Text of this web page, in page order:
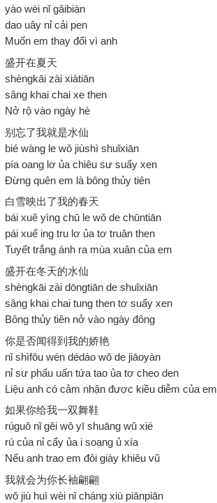
yào wèi nǐ gǎibiàn
dao uây nỉ cải pen
Muốn em thay đổi vì anh
盛开在夏天
shèngkāi zài xiàtiān
sâng khai chai xe then
Nở rộ vào ngày hè
别忘了我就是水仙
bié wàng le wǒ jiùshì shuǐxiān
pía oang lơ ủa chiêu sư suẩy xen
Đừng quên em là bông thủy tiên
白雪映出了我的春天
bái xuě yìng chū le wǒ de chūntiān
pái xuể ing tru lơ ủa tơ truân then
Tuyết trắng ánh ra mùa xuân của em
盛开在冬天的水仙
shèngkāi zài dōngtiān de shuǐxiān
sâng khai chai tung then tơ suẩy xen
Bông thủy tiên nở vào ngày đông
你是否闻得到我的娇艳
nǐ shìfǒu wén dédào wǒ de jiāoyàn
nỉ sư phẩu uấn tứa tao ủa tơ cheo den
Liệu anh có cảm nhận được kiều diễm của em
如果你给我一双舞鞋
rúguǒ nǐ gěi wǒ yī shuāng wǔ xié
rú của nỉ cẩy ủa i soang ủ xía
Nếu anh trao em đôi giày khiêu vũ
我就会为你长袖翩翩
wǒ jiù huì wèi nǐ cháng xiù piānpiān